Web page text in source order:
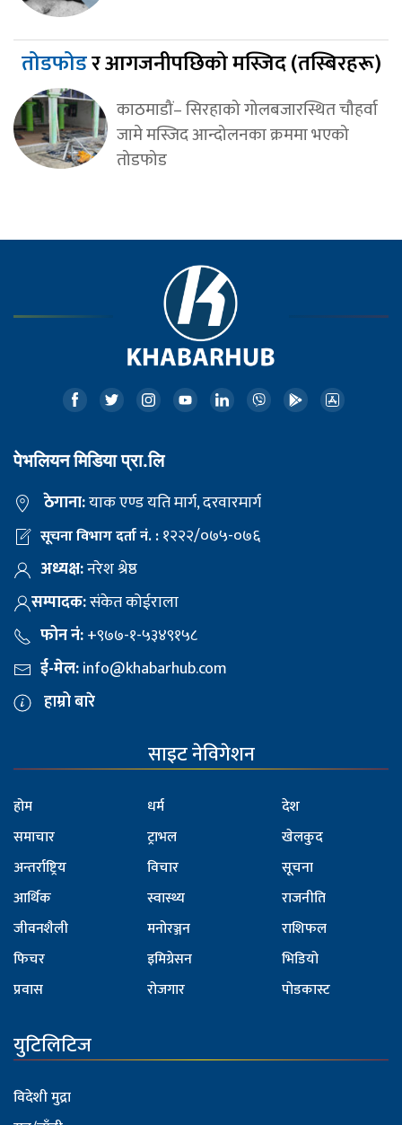
तोडफोडर आगजनीपछिको मस्जिद (तस्बिरहरू)
काठमाडौं– सिरहाको गोलबजारस्थित चौहर्वा
जामे मस्जिद आन्दोलनका क्रममा भएको
तोडफोड
पेभलियन मिडिया प्रा.लि
ठेगाना:याक एण्ड यति मार्ग, दरवारमार्ग
सूचना विभाग दर्ता नं. :१२२२/०७५-०७६
अध्यक्ष:नरेश श्रेष्ठ
सम्पादक:संकेत कोईराला
फोन नं:+९७७-१-५३४९१५८
ई-मेल:info@khabarhub.com
हाम्रो बारे
साइट नेविगेशन
होम
समाचार
अन्तर्राष्ट्रिय
आर्थिक
जीवनशैली
फिचर
प्रवास
धर्म
ट्राभल
विचार
स्वास्थ्य
मनोरञ्जन
इमिग्रेसन
रोजगार
देश
खेलकुद
सूचना
राजनीति
राशिफल
भिडियो
पोडकास्ट
युटिलिटिज
विदेशी मुद्रा